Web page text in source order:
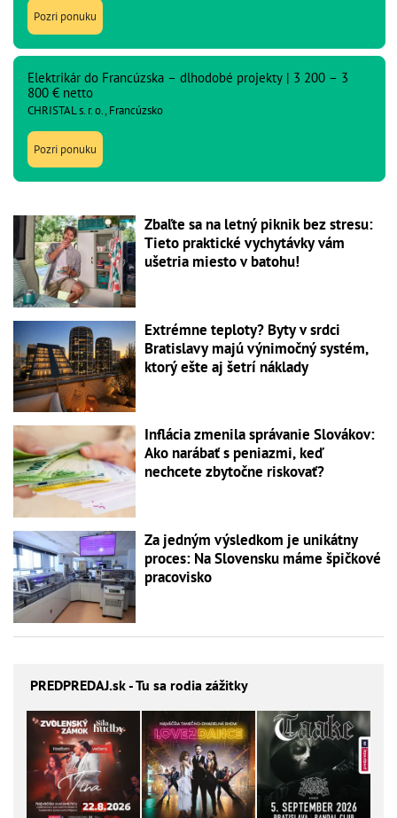
Pozri ponuku
Elektrikár do Francúzska – dlhodobé projekty | 3 200 – 3
800 € netto
CHRISTAL s. r. o., Francúzsko
Pozri ponuku
Zbaľte sa na letný piknik bez stresu:
Tieto praktické vychytávky vám
ušetria miesto v batohu!
Extrémne teploty? Byty v srdci
Bratislavy majú výnimočný systém,
ktorý ešte aj šetrí náklady
Inflácia zmenila správanie Slovákov:
Ako narábať s peniazmi, keď
nechcete zbytočne riskovať?
Za jedným výsledkom je unikátny
proces: Na Slovensku máme špičkové
pracovisko
PREDPREDAJ.sk - Tu sa rodia zážitky